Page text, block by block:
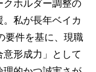
クホルダー調整の
私が長年ベイカ
要件を基に、現職
形成力」として